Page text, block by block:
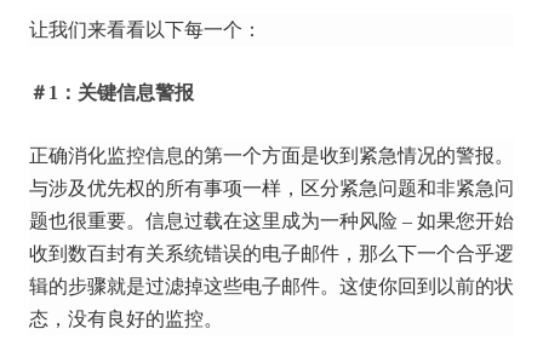
让我们来看看以下每一个：
＃1：关键信息警报
正确消化监控信息的第一个方面是收到紧急情况的警报。
与涉及优先权的所有事项一样，区分紧急问题和非紧急问
题也很重要。 信息过载在这里成为一种风险 – 如果您开始
收到数百封有关系统错误的电子邮件，那么下一个合乎逻
辑的步骤就是过滤掉这些电子邮件。 这使你回到以前的状
态，没有良好的监控。